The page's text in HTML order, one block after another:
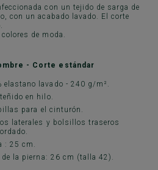
con un tejido de sarga de
con un acabado lavado. El corte
de moda.
- Corte estándar
elastano lavado - 240 g/m².
en hilo.
para el cinturón.
laterales y bolsillos traseros
: 25 cm.
la pierna: 26 cm (talla 42).